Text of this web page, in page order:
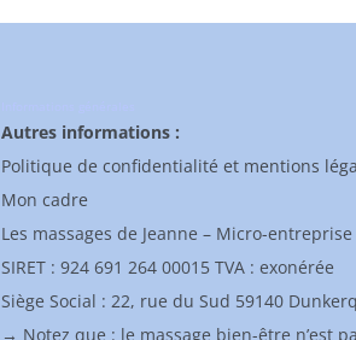
Autres informations :
Politique de confidentialité et mentions
Mon cadre
Les massages de Jeanne – Micro-entreprise
SIRET : 924 691 264 00015 TVA : exonérée
Siège Social : 22, rue du Sud 59140
→ Notez que : le massage bien-être n’est